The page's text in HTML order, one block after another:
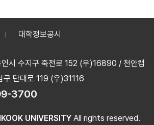
대학정보공시
인시 수지구 죽전로 152 (우)16890 / 천안캠
구 단대로 119 (우)31116
3700
UNIVERSITY All rights reserved.